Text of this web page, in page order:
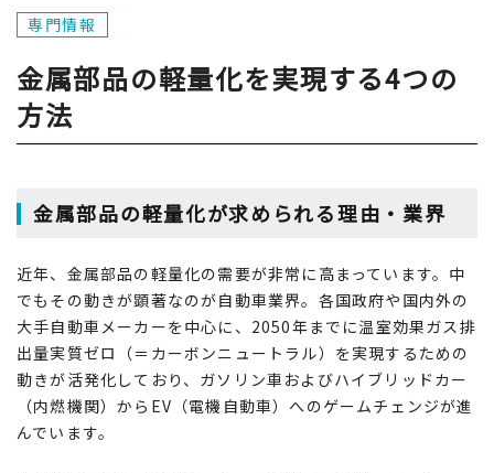
専門情報
金属部品の軽量化を実現する4つの
方法
金属部品の軽量化が求められる理由・業界
近年、金属部品の軽量化の需要が非常に高まっています。中
でもその動きが顕著なのが自動車業界。各国政府や国内外の
大手自動車メーカーを中心に、2050年までに温室効果ガス排
出量実質ゼロ（＝カーボンニュートラル）を実現するための
動きが活発化しており、ガソリン車およびハイブリッドカー
（内燃機関）からEV（電機自動車）へのゲームチェンジが進
んでいます。